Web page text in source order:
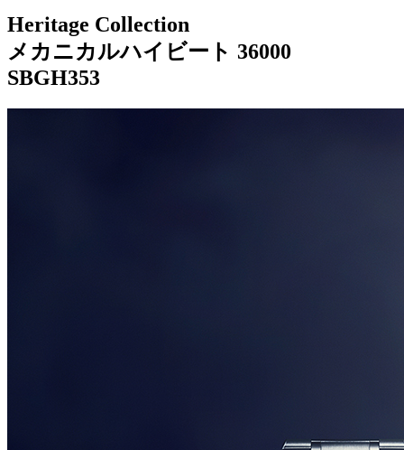
Heritage Collection
メカニカルハイビート 36000
SBGH353